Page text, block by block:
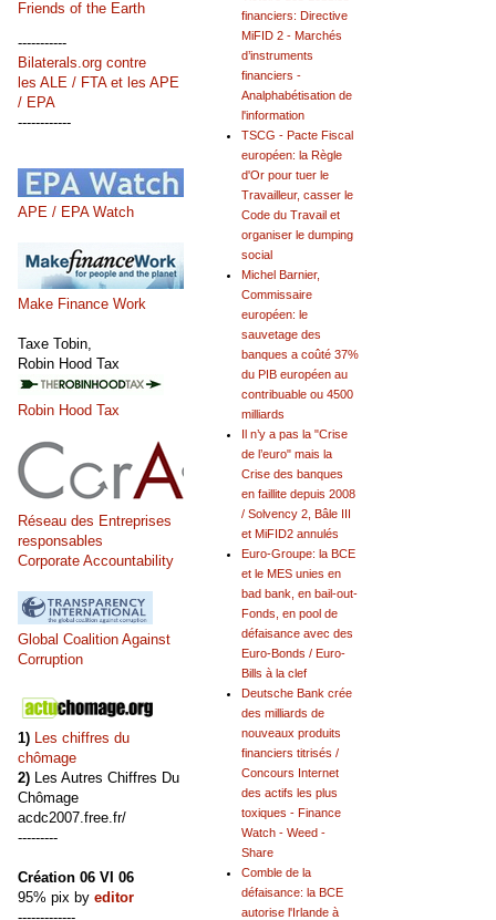
financiers: Directive
MiFID 2 - Marchés
d’instruments
financiers -
Analphabétisation de
l'information
TSCG - Pacte Fiscal
européen: la Règle
d'Or pour tuer le
Travailleur, casser le
Code du Travail et
organiser le dumping
social
Michel Barnier,
Commissaire
européen: le
sauvetage des
banques a coûté 37%
du PIB européen au
contribuable ou 4500
milliards
Il n’y a pas la "Crise
de l’euro" mais la
Crise des banques
en faillite depuis 2008
/ Solvency 2, Bâle III
et MiFID2 annulés
Euro-Groupe: la BCE
et le MES unies en
bad bank, en bail-out-
Fonds, en pool de
défaisance avec des
Euro-Bonds / Euro-
Bills à la clef
Deutsche Bank crée
des milliards de
nouveaux produits
financiers titrisés /
Concours Internet
des actifs les plus
toxiques - Finance
Watch - Weed -
Share
Comble de la
défaisance: la BCE
autorise l'Irlande à
Friends of the Earth
-----------
Bilaterals.org contre
les ALE / FTA et les APE
/ EPA
------------
APE / EPA Watch
Make Finance Work
Taxe Tobin,
Robin Hood Tax
Robin Hood Tax
Réseau des Entreprises
responsables
Corporate Accountability
Global Coalition Against
Corruption
1) Les chiffres du
chômage
2) Les Autres Chiffres Du
Chômage
acdc2007.free.fr/
---------
Création 06 VI 06
95% pix by editor